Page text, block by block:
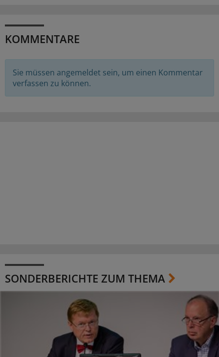
KOMMENTARE
Sie müssen angemeldet sein, um einen Kommentar
verfassen zu können.
SONDERBERICHTE ZUM THEMA